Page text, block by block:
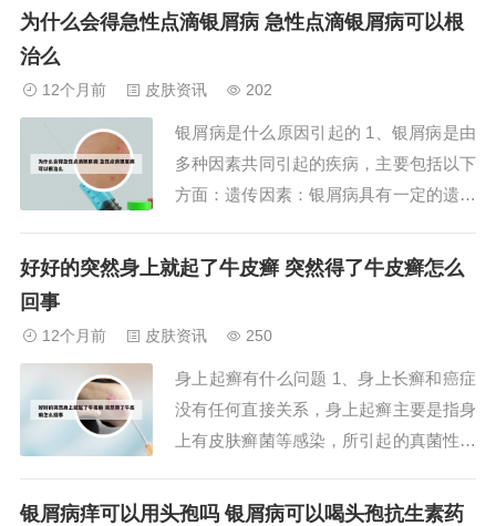
重叠的皮肤病。免疫因素：银屑病与T淋
发银屑病。银屑病的确切病因目前尚不完
全明确，但...
为什么会得急性点滴银屑病 急性点滴银屑病可以根
治么
12个月前 皮肤资讯 202
银屑病是什么原因引起的 1、银屑病是由
多种因素共同引起的疾病，主要包括以下
方面：遗传因素：银屑病具有一定的遗传
较高。外界环境因素：外界环境中的一些
道感染是银屑病初发或复发的重要因素之
一。2、免...
好好的突然身上就起了牛皮癣 突然得了牛皮癣怎么
回事
12个月前 皮肤资讯 250
身上起癣有什么问题 1、身上长癣和癌症
没有任何直接关系，身上起癣主要是指身
上有皮肤癣菌等感染，所引起的真菌性皮
足癣以及甲癣、头癣等，因为这些皮肤癣
银屑病痒可以用头孢吗 银屑病可以喝头孢抗生素药